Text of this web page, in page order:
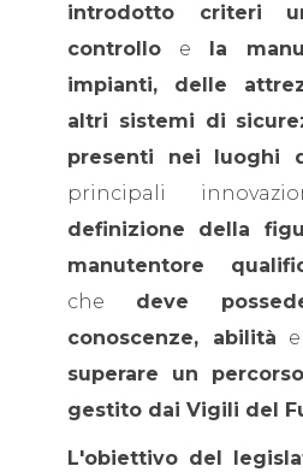
introdotto criteri
controllo e
la
impianti, delle
altri sistemi di
presenti nei luoghi
principali
definizione della
manutentore
che deve
conoscenze, abilità e
superare un
gestito dai Vigili del
L'obiettivo del